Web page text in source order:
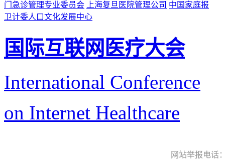
门急诊管理专业委员会 上海复旦医院管理公司 中国家庭报
卫计委人口文化发展中心
国际互联网医疗大会
International Conference
on Internet Healthcare
网站举报电话